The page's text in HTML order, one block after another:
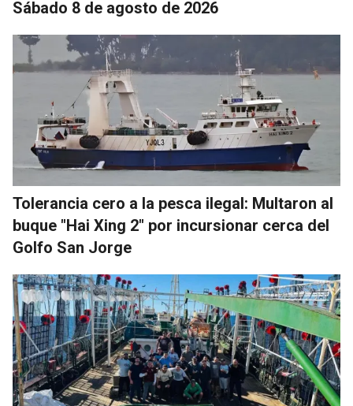
Sábado 8 de agosto de 2026
Tolerancia cero a la pesca ilegal: Multaron al
buque "Hai Xing 2" por incursionar cerca del
Golfo San Jorge